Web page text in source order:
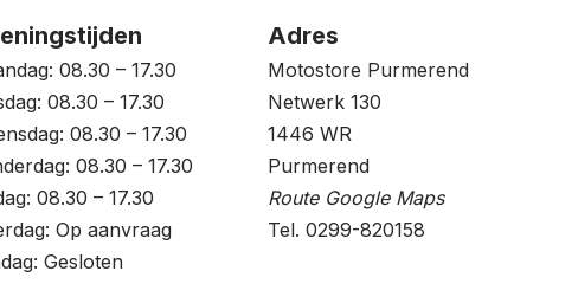
08.30 – 17.30
08.30 – 17.30
08.30 – 17.30
08.30 – 17.30
08.30 – 17.30
Op aanvraag
Gesloten
Adres
Motostore Purmerend
Netwerk 130
1446 WR
Purmerend
Route Google Maps
Tel. 0299-820158